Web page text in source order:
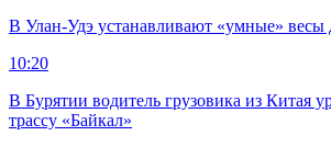
В Улан-Удэ устанавливают «умные» весы
10:20
В Бурятии водитель грузовика из Китая
трассу «Байкал»